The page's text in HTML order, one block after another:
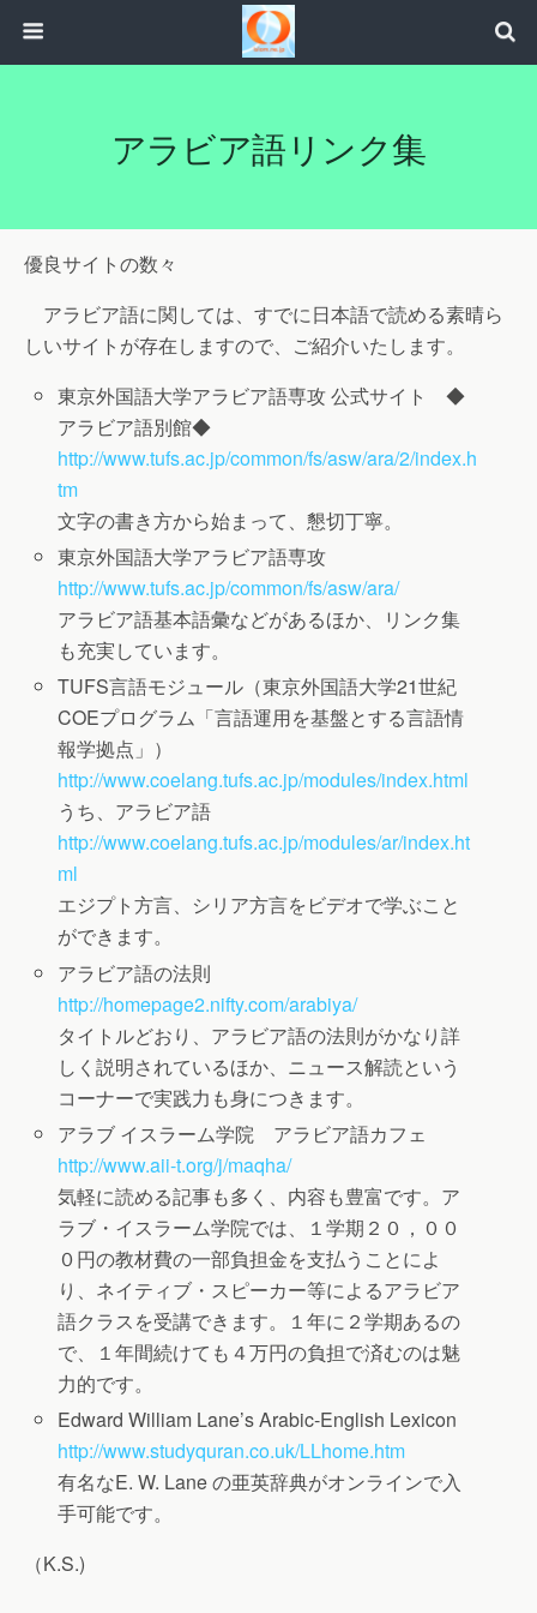
アラビア語リンク集
優良サイトの数々
アラビア語に関しては、すでに日本語で読める素晴ら
しいサイトが存在しますので、ご紹介いたします。
東京外国語大学アラビア語専攻 公式サイト ◆
アラビア語別館◆
http://www.tufs.ac.jp/common/fs/asw/ara/2/index.h
tm
文字の書き方から始まって、懇切丁寧。
東京外国語大学アラビア語専攻
http://www.tufs.ac.jp/common/fs/asw/ara/
アラビア語基本語彙などがあるほか、リンク集
も充実しています。
TUFS言語モジュール（東京外国語大学21世紀
COEプログラム「言語運用を基盤とする言語情
報学拠点」）
http://www.coelang.tufs.ac.jp/modules/index.html
うち、アラビア語
http://www.coelang.tufs.ac.jp/modules/ar/index.ht
ml
エジプト方言、シリア方言をビデオで学ぶこと
ができます。
アラビア語の法則
http://homepage2.nifty.com/arabiya/
タイトルどおり、アラビア語の法則がかなり詳
しく説明されているほか、ニュース解読という
コーナーで実践力も身につきます。
アラブ イスラーム学院 アラビア語カフェ
http://www.aii-t.org/j/maqha/
気軽に読める記事も多く、内容も豊富です。ア
ラブ・イスラーム学院では、１学期２０，００
０円の教材費の一部負担金を支払うことによ
り、ネイティブ・スピーカー等によるアラビア
語クラスを受講できます。１年に２学期あるの
で、１年間続けても４万円の負担で済むのは魅
力的です。
Edward William Lane’s Arabic-English Lexicon
http://www.studyquran.co.uk/LLhome.htm
有名なE. W. Lane の亜英辞典がオンラインで入
手可能です。
（K.S.)